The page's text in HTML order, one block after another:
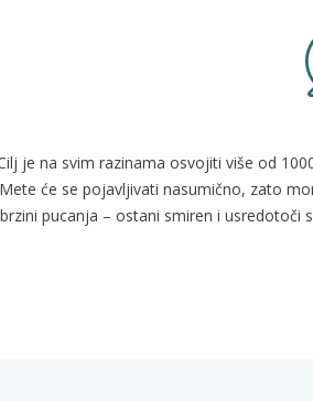
je na svim razinama osvojiti više od
će se pojavljivati nasumično, zato
pucanja – ostani smiren i usredotoči